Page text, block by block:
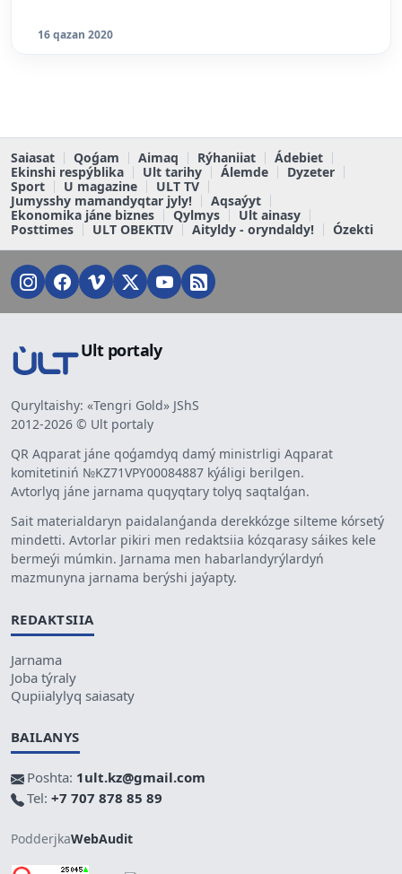
16 qazan 2020
Saiasat Qoǵam Aimaq Rýhaniiat
Ádebiet
Ekinshi respýblika
Ult tarihy Álemde
Dyzeter
Sport
U magazine
ULT TV
Jumysshy mamandyqtar jyly!
Aqsaýyt
Ekonomika jáne biznes
Qylmys
Ult ainasy
Posttimes
ULT OBEKTIV Aityldy - oryndaldy! Ózekti
Ult portaly
Quryltaishy: «Tengri Gold» JShS
2012-2026 © Ult portaly
QR Aqparat jáne qoǵamdyq damý ministrligi Aqparat
komitetiniń №KZ71VPY00084887 kýáligi berilgen.
Avtorlyq jáne jarnama quqyqtary tolyq saqtalǵan.
Sait materialdaryn paidalanǵanda derekkózge silteme kórsetý
mindetti. Avtorlar pikiri men redaktsiia kózqarasy sáikes kele
bermeýi múmkin. Jarnama men habarlandyrýlardyń
mazmunyna jarnama berýshi jaýapty.
REDAKTSIIA
Jarnama
Joba týraly
Qupiialylyq saiasaty
BAILANYS
Poshta: 1ult.kz@gmail.com
Tel: +7 707 878 85 89
PodderjkaWebAudit